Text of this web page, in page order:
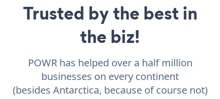
Trusted by the best in
the biz!
POWR has helped over a half million
businesses on every continent
(besides Antarctica, because of course not)